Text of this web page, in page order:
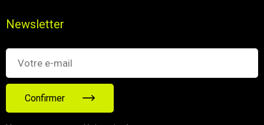
Newsletter
Confirmer